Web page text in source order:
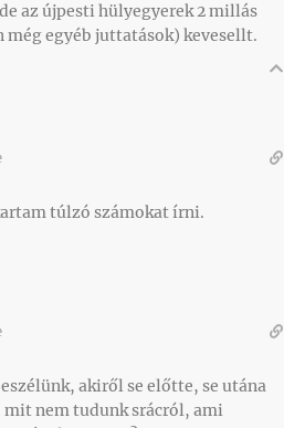
az újpesti hülyegyerek 2 millás
még egyéb juttatások) kevesellt.
túlzó számokat írni.
akiről se előtte, se utána
nem tudunk srácról, ami